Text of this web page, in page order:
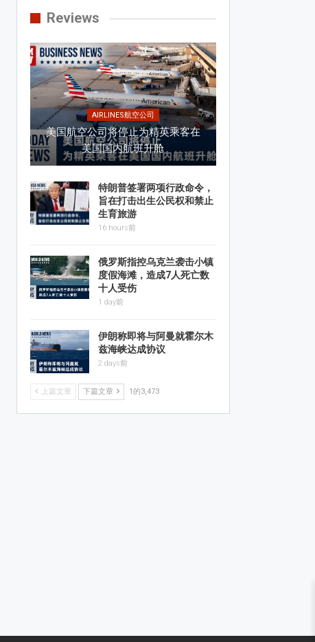
Reviews
AIRLINES航空公司
美国航空公司将停止为精英乘客在
美国国内航班升舱
特朗普签署两项行政命令，
旨在打击出生公民权和禁止
生育旅游
16 hours前
俄罗斯指控乌克兰袭击小镇
度假海滩，造成7人死亡数
十人受伤
1 day前
伊朗称即将与阿曼就霍尔木
兹海峡达成协议
2 days前
上篇文章 下篇文章 1的3,473